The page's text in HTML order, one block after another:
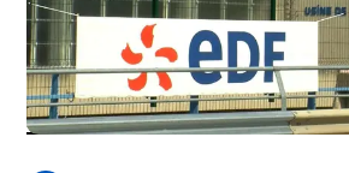
Faits
divers
Sports